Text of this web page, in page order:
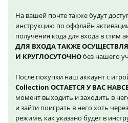
На вашей почте также будут
инструкцию по оффлайн
получения кода для входа в стим
ДЛЯ ВХОДА ТАКЖЕ
И КРУГЛОСУТОЧНОбез нашего
После покупки наш аккаунт с
Collection ОСТАЕТСЯ У ВАС
момент выходить и заходить в
и зайти поиграть в него хоть
режиме, как указано будет в